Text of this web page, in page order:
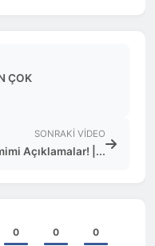
ÇOK
SONRAKI VIDEO
Açıklamalar! |...
0 0 0